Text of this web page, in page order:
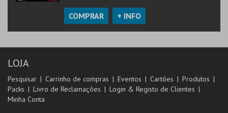
COMPRAR + INFO
LOJA
Pesquisar Carrinho de compras Eventos Cartões
Produtos
Packs
Livro de Reclamações
Login & Registo de Clientes
Minha Conta